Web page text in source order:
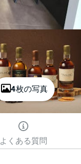
4枚の写真
よくある質問